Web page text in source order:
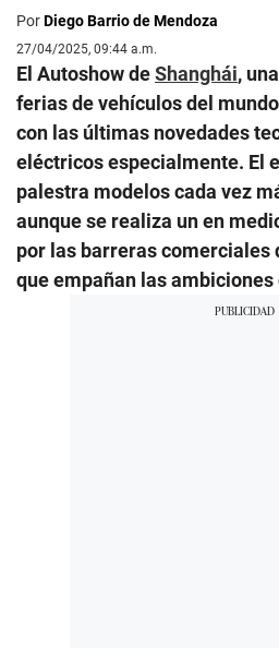
PorDiego Barrio de Mendoza
27/04/2025, 09:44 a.m.
El Autoshow deShanghái,
ferias de vehículos del
con las últimas novedades
eléctricos especialmente. El
palestra modelos cada vez
aunque se realiza un en
por las barreras comerciales
que empañan las